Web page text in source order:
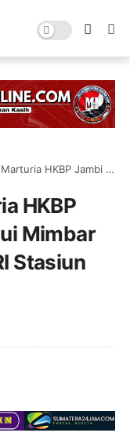
Melalui Mimbar Agama Kristen Di TVRI Stasiun Jambi
HKBP
Mimbar
Stasiun